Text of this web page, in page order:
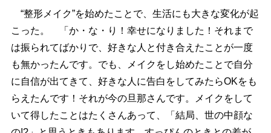
“整形メイク”を始めたことで、生活にも大きな変化が起
こった。 「か・な・り！幸せになりました！それまで
は振られてばかりで、好きな人と付き合えたことが一度
も無かったんです。でも、メイクをし始めたことで自分
に自信が出てきて、好きな人に告白をしてみたらOKをも
らえたんです！それが今の旦那さんです。メイクをして
いて得したことはたくさんあって、「結局、世の中顔な